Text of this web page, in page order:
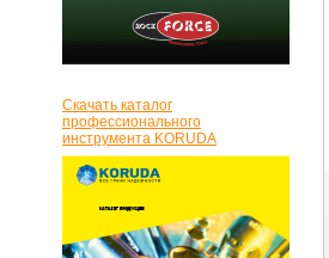
Скачать каталог
профессионального
инструмента KORUDA